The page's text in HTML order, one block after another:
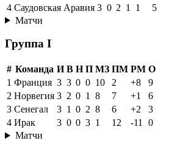
4 Саудовская Аравия 3 0 2 1 1 5
Матчи
Группа I
# Команда И В Н П МЗ ПМ РМ О
1 Франция 3 3 0 0 10 2 +8
9
2 Норвегия 3 2 0 1 8 7 +1
6
3 Сенегал 3 1 0 2 8 6 +2
3
4 Ирак 3 0 0 3 1 12 -11
0
Матчи